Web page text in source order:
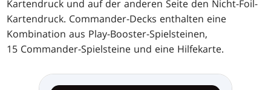
Kartendruck und auf der anderen Seite den Nicht-Foil-
Kartendruck. Commander-Decks enthalten eine
Kombination aus Play-Booster-Spielsteinen,
15 Commander-Spielsteine und eine Hilfekarte.